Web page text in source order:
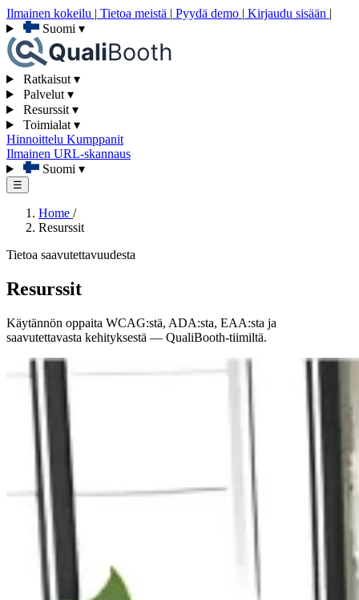
Ilmainen kokeilu | Tietoa meistä | Pyydä demo | Kirjaudu sisään |
Suomi ▾
Ratkaisut ▾
Palvelut ▾
Resurssit ▾
Toimialat ▾
Hinnoittelu Kumppanit
Ilmainen URL-skannaus
Suomi ▾
☰
Home /
Resurssit
Tietoa saavutettavuudesta
Resurssit
Käytännön oppaita WCAG:stä, ADA:sta, EAA:sta ja
saavutettavasta kehityksestä — QualiBooth-tiimiltä.